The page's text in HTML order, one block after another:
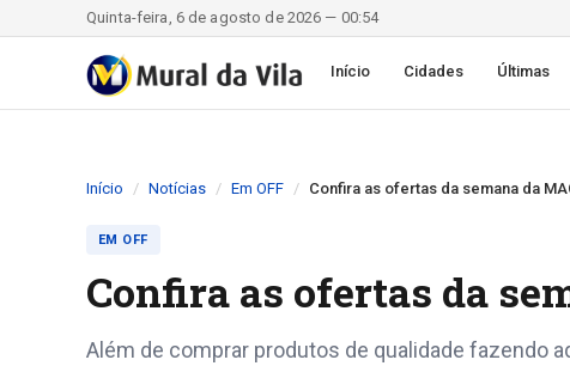
Quinta-feira, 6 de agosto de 2026 — 00:54
Início Cidades Últimas
Início Notícias Em OFF Confira as ofertas da semana da
EM OFF
Confira as ofertas da
Além de comprar produtos de qualidade fazendo